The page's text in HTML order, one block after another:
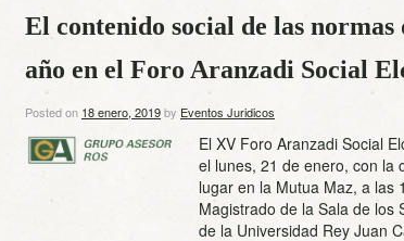
El contenido social de las
año en el Foro Aranzadi Social
Posted on 18 enero, 2019by Eventos Juridicos
El XV Foro Aranzadi Social
el lunes, 21 de enero, con la
lugar en la Mutua Maz, a las
Magistrado de la Sala de los
de la Universidad Rey Juan